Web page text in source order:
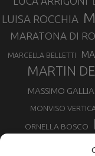
LUISA ROCCHIA
MARATONA DI
MARCELLA BELLETTI
MARTIN
MASSIMO
MONVISO
ORNELLA BOSCO